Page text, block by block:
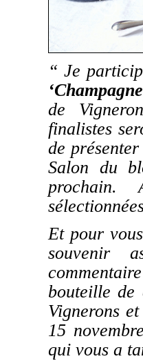
“ Je
de
finalistes
de
Salon du
prochain.
Et pour
souvenir
bouteille de
Vignerons
15
qui vous a